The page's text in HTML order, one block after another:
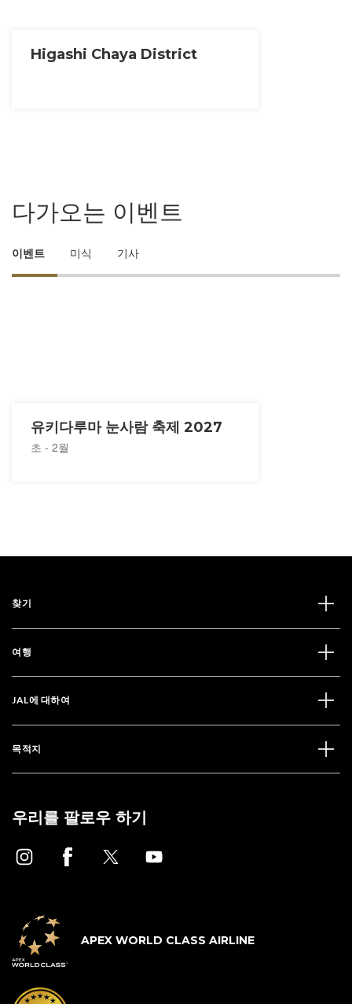
Higashi Chaya District
다가오는 이벤트
이벤트 미식 기사
유키다루마 눈사람 축제 2027
초 - 2월
찾기
여행
JAL에 대하여
목적지
우리를 팔로우 하기
APEX WORLD CLASS AIRLINE